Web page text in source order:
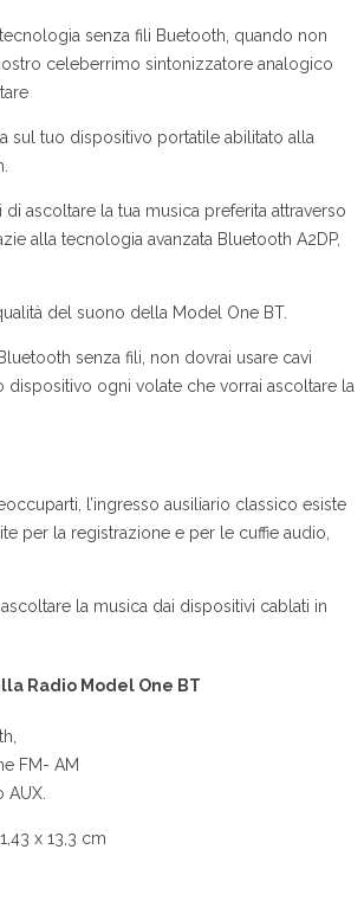
senza fili Buetooth, quando non
celeberrimo sintonizzatore analogico
sul tuo dispositivo portatile abilitato alla
di ascoltare la tua musica preferita attraverso
alla tecnologia avanzata Bluetooth A2DP,
del suono della Model One BT.
senza fili, non dovrai usare cavi
dispositivo ogni volate che vorrai ascoltare la
l’ingresso ausiliario classico esiste
per la registrazione e per le cuffie audio,
la musica dai dispositivi cablati in
Radio Model One BT
FM- AM
AUX.
x 13,3 cm